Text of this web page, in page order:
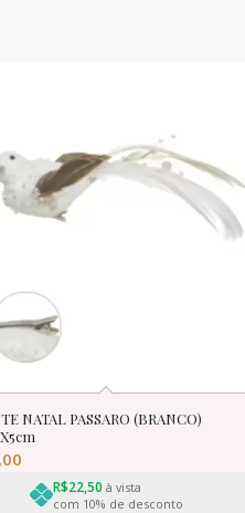
NATAL PASSARO (BRANCO)
R$22,50 à vista
com 10% de desconto